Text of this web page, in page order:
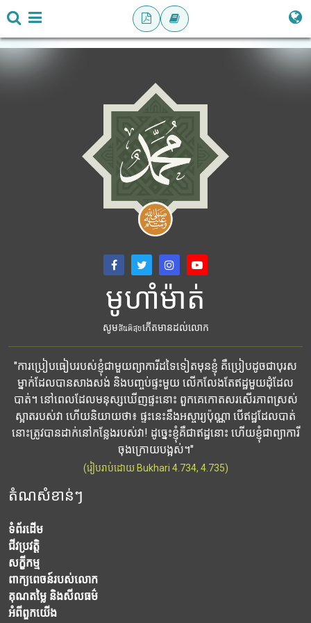
មូហាំម៉ាត់
សូមสันติสุขកើតមានដល់លោក
"ការប្រៀបធៀបរបស់ខ្ញុំជាមួយព្យាការីដទៃទៀតមុនខ្ញុំ គឺប្រៀបដូចជាបុរស
ម្នាក់ដែលបានសាងសង់ និងបញ្ចប់ផ្ទះមួយ លើកលែងតែឥដ្ឋមួយដុំដែល
បាត់។ នៅពេលដែលមនុស្សឃើញផ្ទះនោះ ពួកគេកោតសរសើរភាពស្រស់
ស្អាតរបស់វា ហើយនិយាយថា៖ ផ្ទះនេះនឹងអស្ចារ្យប៉ុណ្ណា បើឥដ្ឋដែលបាត់
នោះត្រូវបានដាក់នៅកន្លែងរបស់វា! ដូច្នេះខ្ញុំគឺជាឥដ្ឋនោះ ហើយខ្ញុំជាព្យាការី
ចុងក្រោយបង្អស់។"
(រៀបរាប់ដោយ Bukhari 4.734, 4.735)
តំណសំខាន់ៗ
ទំព័រដើម
ជីវប្រវត្តិ
សក្ខីកម្ម
ពាក្យពេចន៍របស់លោក
គុណតម្លៃ និងសីលធម៌
អំពី​ពួក​យើង